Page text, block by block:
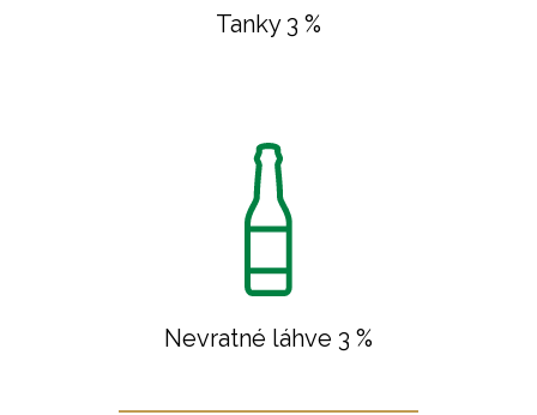
Tanky 3 %
Nevratné láhve 3 %